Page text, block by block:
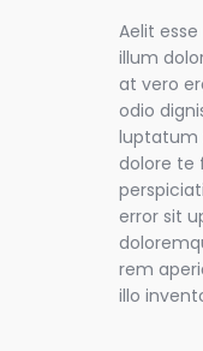
Aelit
illum
at vero
odio
luptatum
dolore te
error sit
rem
illo